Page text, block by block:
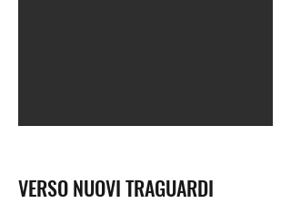
VERSO NUOVI TRAGUARDI